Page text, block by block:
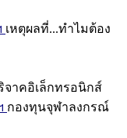
เหตุผลที่...ทำไมต้อง
จาคอิเล็กทรอนิกส์
กองทุนจุฬาลงกรณ์